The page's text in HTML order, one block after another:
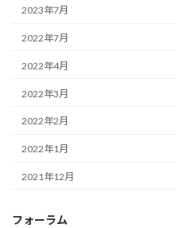
2023年7月
2022年7月
2022年4月
2022年3月
2022年2月
2022年1月
2021年12月
フォーラム